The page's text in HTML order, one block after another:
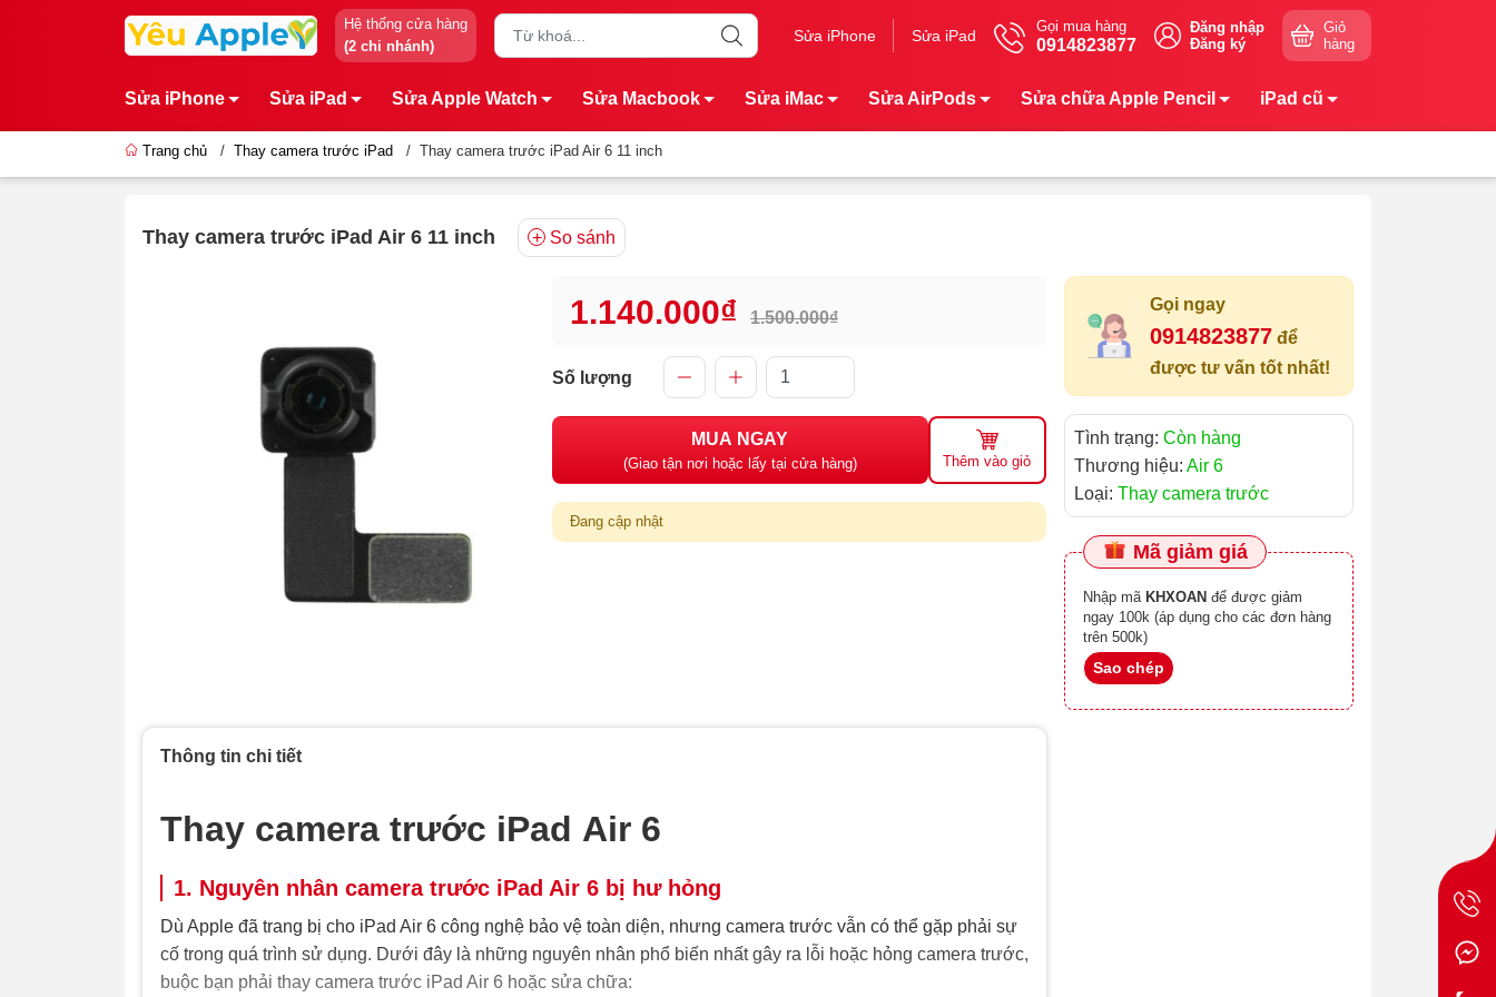
Hệ thống cửa hàng
(2 chi nhánh)
Sửa iPhone Sửa iPad
Gọi mua hàng
0914823877
Đăng nhập
Đăng ký
Giỏ
hàng
Sửa iPhone Sửa iPad Sửa Apple Watch Sửa Macbook Sửa iMac Sửa AirPods Sửa chữa Apple Pencil iPad cũ
Trang chủ / Thay camera trước iPad / Thay camera trước iPad Air 6 11 inch
Thay camera trước iPad Air 6 11 inch So sánh
1.140.000₫ 1.500.000₫
Số lượng
MUA NGAY
(Giao tận nơi hoặc lấy tại cửa hàng) Thêm vào giỏ
Đang cập nhật
Gọi ngay
0914823877 để
được tư vấn tốt nhất!
Tình trạng: Còn hàng
Thương hiệu: Air 6
Loại: Thay camera trước
Mã giảm giá
Nhập mã KHXOAN
ngay 100k (áp dụng cho các đơn hàng
trên 500k)
Sao chép
Thông tin chi tiết
Thay camera trước iPad Air 6
1. Nguyên nhân camera trước iPad Air 6 bị hư hỏng
Dù Apple đã trang bị cho iPad Air 6 công nghệ bảo vệ toàn diện, nhưng camera trước vẫn có thể gặp phải sự
cố trong quá trình sử dụng. Dưới đây là những nguyên nhân phổ biến nhất gây ra lỗi hoặc hỏng camera trước,
buộc bạn phải thay camera trước iPad Air 6 hoặc sửa chữa: